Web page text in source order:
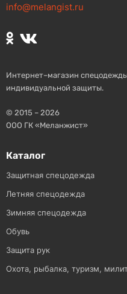
info@melangist.ru
Интернет–магазин
индивидуальной защиты.
© 2015 – 2026
ООО ГК «Меланжист»
Каталог
Защитная спецодежда
Летняя спецодежда
Зимняя спецодежда
Обувь
Защита рук
Охота, рыбалка, туризм,